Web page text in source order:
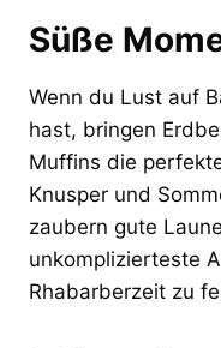
Süße
Wenn du Lust auf
hast, bringen
Muffins die
Knusper und
zaubern gute
unkomplizierteste
Rhabarberzeit zu